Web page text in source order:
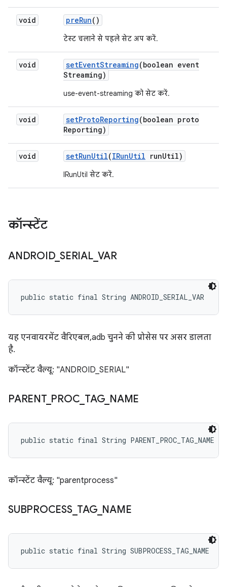
void preRun()
टेस्ट चलाने से पहले सेट अप करें.
void setEventStreaming(boolean event
Streaming)
use-event-streaming को सेट करें.
void setProtoReporting(boolean proto
Reporting)
void setRunUtil(IRunUtil runUtil)
IRunUtil सेट करें.
कॉन्स्टेंट
ANDROID_ SERIAL_VAR
public static final String ANDROID_SERIAL_VAR
यह एनवायरमेंट वैरिएबल, adb चुनने की प्रोसेस पर असर डालता
है.
कॉन्स्टेंट वैल्यू: "ANDROID_SERIAL"
PARENT_ PROC TAG_ NAME
public static final String PARENT_PROC_TAG_NAME
कॉन्स्टेंट वैल्यू: "parentprocess"
SUBPROCESS_ TAG_ NAME
public static final String SUBPROCESS_TAG_NAME